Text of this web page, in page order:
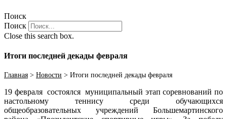
Поиск
Поиск
Close this search box.
Итоги последней декады февраля
Главная > Новости > Итоги последней декады февраля
19 февраля состоялся муниципальный этап соревнований по
настольному теннису среди обучающихся
общеобразовательных учреждений Большемартинского